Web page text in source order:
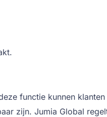
functie kunnen
zijn. Jumia Global